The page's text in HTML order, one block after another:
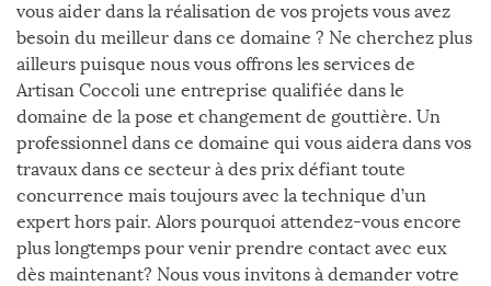
vous aider dans la réalisation de vos projets vous avez
besoin du meilleur dans ce domaine ? Ne cherchez plus
ailleurs puisque nous vous offrons les services de
Artisan Coccoli une entreprise qualifiée dans le
domaine de la pose et changement de gouttière. Un
professionnel dans ce domaine qui vous aidera dans vos
travaux dans ce secteur à des prix défiant toute
concurrence mais toujours avec la technique d’un
expert hors pair. Alors pourquoi attendez-vous encore
plus longtemps pour venir prendre contact avec eux
dès maintenant? Nous vous invitons à demander votre